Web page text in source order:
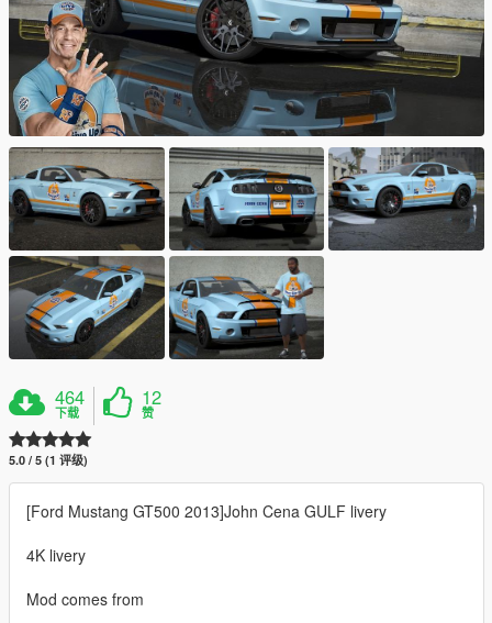
464
下载
12
赞
5.0 / 5 (1 评级)
[Ford Mustang GT500 2013]John Cena GULF livery
4K livery
Mod comes from